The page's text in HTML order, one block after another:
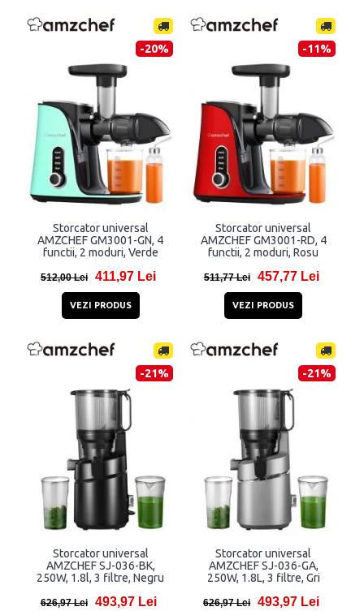
-20%
Storcator universal
AMZCHEF GM3001-GN, 4
functii, 2 moduri, Verde
512,00 Lei 411,97 Lei
VEZI PRODUS
-11%
Storcator universal
AMZCHEF GM3001-RD, 4
functii, 2 moduri, Rosu
511,77 Lei 457,77 Lei
VEZI PRODUS
-21%
Storcator universal
AMZCHEF SJ-036-BK,
250W, 1.8l, 3 filtre, Negru
626,97 Lei 493,97 Lei
-21%
Storcator universal
AMZCHEF SJ-036-GA,
250W, 1.8L, 3 filtre, Gri
626,97 Lei 493,97 Lei